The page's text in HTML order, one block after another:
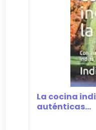
La cocina
auténticas...